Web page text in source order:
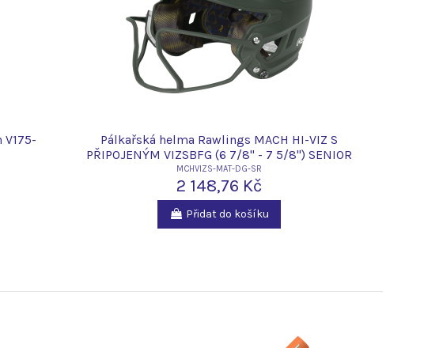
Pálkařská helma Rawlings MACH HI-VIZ S
PŘIPOJENÝM VIZSBFG (6 7/8" - 7 5/8") SENIOR
MCHVIZS-MAT-DG-SR
2 148,76 Kč
Přidat do košíku